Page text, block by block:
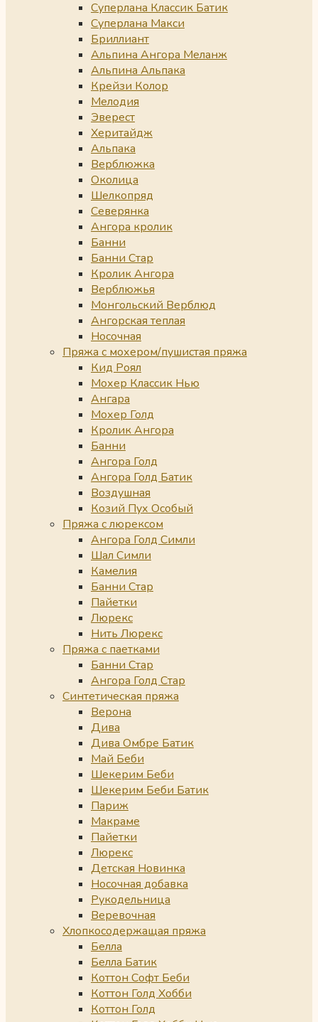
Суперлана Классик Батик
Суперлана Макси
Бриллиант
Альпина Ангора Меланж
Альпина Альпака
Крейзи Колор
Мелодия
Эверест
Херитайдж
Альпака
Верблюжка
Околица
Шелкопряд
Северянка
Ангора кролик
Банни
Банни Стар
Кролик Ангора
Верблюжья
Монгольский Верблюд
Ангорская теплая
Носочная
Пряжа с мохером/пушистая пряжа
Кид Роял
Мохер Классик Нью
Ангара
Мохер Голд
Кролик Ангора
Банни
Ангора Голд
Ангора Голд Батик
Воздушная
Козий Пух Особый
Пряжа с люрексом
Ангора Голд Симли
Шал Симли
Камелия
Банни Стар
Пайетки
Люрекс
Нить Люрекс
Пряжа с паетками
Банни Стар
Ангора Голд Стар
Синтетическая пряжа
Верона
Дива
Дива Омбре Батик
Май Беби
Шекерим Беби
Шекерим Беби Батик
Париж
Макраме
Пайетки
Люрекс
Детская Новинка
Носочная добавка
Рукодельница
Веревочная
Хлопкосодержащая пряжа
Белла
Белла Батик
Коттон Софт Беби
Коттон Голд Хобби
Коттон Голд